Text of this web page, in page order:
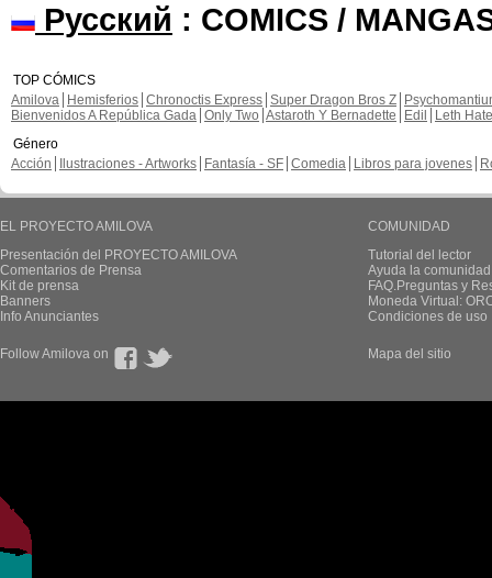
Русский : COMICS /
TOP CÓMICS
Amilova
Hemisferios Chronoctis Express Super Dragon Bros Z
Bienvenidos A República Gada Only Two Astaroth Y Bernadette Edil
Leth Hate
Género
Acción
Ilustraciones - Artworks Fantasía - SF Comedia Libros para jovenes
EL PROYECTO AMILOVA
Presentación del PROYECTO AMILOVA
Comentarios de Prensa
Kit de prensa
Banners
Info Anunciantes
COMUNIDAD
Tutorial del lector
Ayuda la
FAQ.Preguntas y
Moneda Virtual:
Condiciones de uso
Follow Amilova on Mapa del sitio